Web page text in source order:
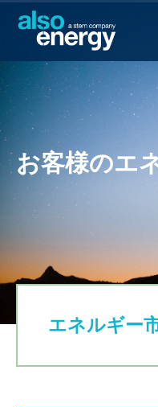
お客様のエ
エネルギー